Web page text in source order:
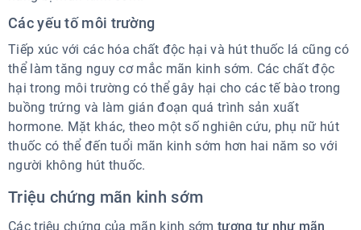
Các yếu tố môi trường
Tiếp xúc với các hóa chất độc hại và hút thuốc lá cũng có
thể làm tăng nguy cơ mắc mãn kinh sớm. Các chất độc
hại trong môi trường có thể gây hại cho các tế bào trong
buồng trứng và làm gián đoạn quá trình sản xuất
hormone. Mặt khác, theo một số nghiên cứu, phụ nữ hút
thuốc có thể đến tuổi mãn kinh sớm hơn hai năm so với
người không hút thuốc.
Triệu chứng mãn kinh sớm
Các triệu chứng của mãn kinh sớm tương tự như mãn